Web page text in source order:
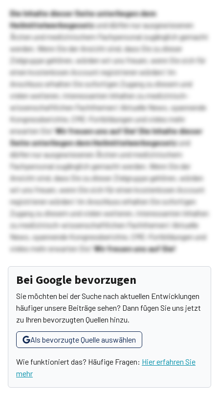
Die Inhalte dieser Seite unterliegen dem
Heilmittelwerbegesetzund dürfen nur ausgewiesenen
Ärzten und medizinischem Fachpersonal zugänglich gemacht
werden. Wenn Sie der Ansicht sind, dass Sie zu dieser
Zielgruppe gehören, würden wir uns freuen, wenn Sie sich für
einen kostenlosen Account registrieren würden! Im
Anschluss erhalten Sie sofortigen Zugang zu diesem und
vielen weiteren, interessanten Inhalten zu medizinisch-
wissenschaftlichen Fachthemen! Aktuelle News, spannende
Kongressberichte, CME-Fortbildungen und vieles mehr
erwarten Sie!Wir freuen uns auf Sie!Die Inhalte dieser
Seite unterliegen dem Heilmittelwerbegesetzund
dürfen nur ausgewiesenen Ärzten und medizinischem
Fachpersonal zugänglich gemacht werden. Wenn Sie der
Ansicht sind, dass Sie zu dieser Zielgruppe gehören, würden
wir uns freuen, wenn Sie sich für einen kostenlosen Account
registrieren würden! Im Anschluss erhalten Sie sofortigen
Zugang zu diesem und vielen weiteren, interessanten Inhalten
zu medizinisch-wissenschaftlichen Fachthemen! Aktuelle
News, spannende Kongressberichte, CME-Fortbildungen und
vieles mehr erwarten Sie!Wir freuen uns auf Sie!
Bei Google bevorzugen
Sie möchten bei der Suche nach aktuellen Entwicklungen
häufiger unsere Beiträge sehen? Dann fügen Sie uns jetzt
zu Ihren bevorzugten Quellen hinzu.
Als bevorzugte Quelle auswählen
Wie funktioniert das? Häufige Fragen: Hier erfahren Sie
mehr